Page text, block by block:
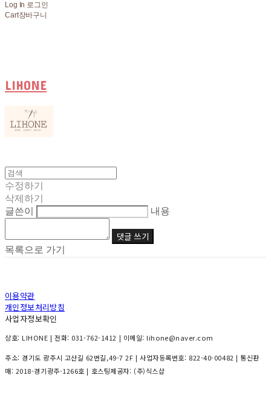
Log In 로그인
Cart장바구니
LIHONE
수정하기
삭제하기
글쓴이
내용
댓글 쓰기
목록으로 가기
이용약관
개인정보처리방침
사업자정보확인
상호: LIHONE | 전화: 031-762-1412 | 이메일: lihone@naver.com
주소: 경기도 광주시 고산길 62번길,49-7 2F | 사업자등록번호: 822-40-00482 | 통신판
매: 2018-경기광주-1266호 | 호스팅제공자: (주)식스샵